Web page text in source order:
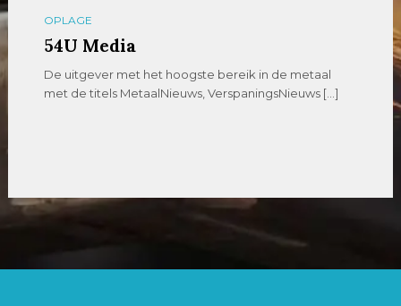
OPLAGE
54U Media
De uitgever met het hoogste bereik in de metaal
met de titels MetaalNieuws, VerspaningsNieuws […]